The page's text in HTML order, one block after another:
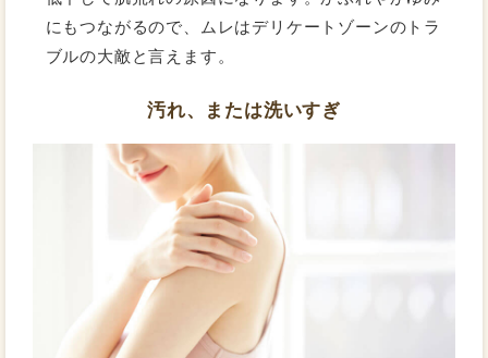
にもつながるので、ムレはデリケートゾーンのトラ
ブルの大敵と言えます。
汚れ、または洗いすぎ